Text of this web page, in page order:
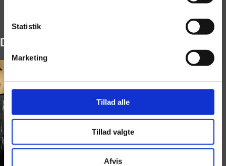
Statistik
Marketing
Tillad alle
Tillad valgte
Afvis
Dværge “tæskehold”